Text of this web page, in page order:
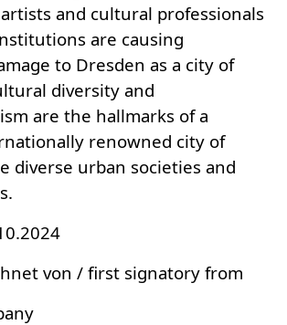
and cultural professionals
are causing
to Dresden as a city of
diversity and
are the hallmarks of a
renowned city of
diverse urban societies and
von / first signatory from